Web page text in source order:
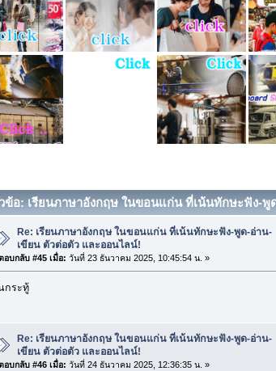
ข้อ: เรียนภาษาอังกฤษ ในขอนแก่น ที่เน้นทักษะฟัง-
Re: เรียนภาษาอังกฤษ ในขอนแก่น ที่เน้นทักษะฟัง-พูด-อ่าน-
เขียน ตัวต่อตัว และออนไลน์!
อบกลับ #45 เมื่อ: วันที่ 23 ธันวาคม 2025, 10:45:54 น. »
กระทู้
Re: เรียนภาษาอังกฤษ ในขอนแก่น ที่เน้นทักษะฟัง-พูด-อ่าน-
เขียน ตัวต่อตัว และออนไลน์!
อบกลับ #46 เมื่อ: วันที่ 24 ธันวาคม 2025, 12:36:35 น. »